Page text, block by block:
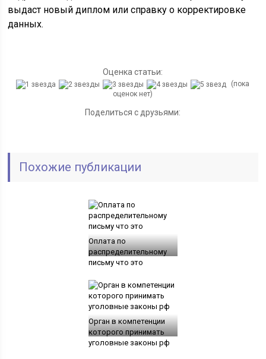
выдаст новый диплом или справку о корректировке
данных.
Оценка статьи:
(пока
оценок нет)
Поделиться с друзьями:
Похожие публикации
Оплата по
распределительному
письму что это
Орган в компетенции
которого принимать
уголовные законы рф